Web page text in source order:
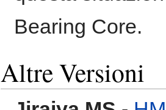
Bearing Core.
Altre Versioni